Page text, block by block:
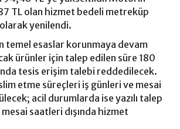
TL olan hizmet bedeli metreküp
yenilendi.
temel esaslar korunmaya devam
ürünler için talep edilen süre 180
tesis erişim talebi reddedilecek.
etme süreçleri iş günleri ve mesai
acil durumlarda ise yazılı talep
saatleri dışında hizmet